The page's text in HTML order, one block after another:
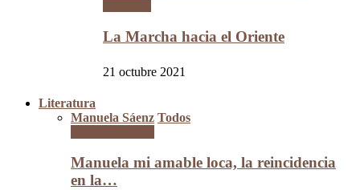
La Marcha hacia el Oriente
21 octubre 2021
Literatura
Manuela Sáenz Todos
Manuela mi amable loca, la reincidencia
en la…